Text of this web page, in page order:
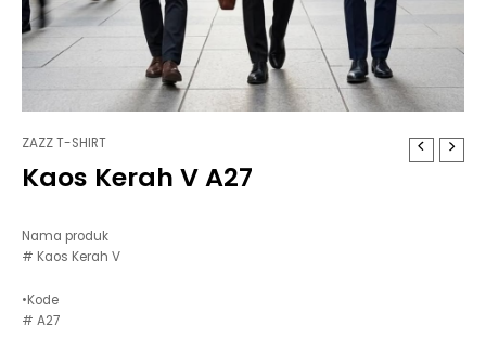
ZAZZ T-SHIRT
Kaos Kerah V A27
Nama produk
# Kaos Kerah V
•Kode
# A27